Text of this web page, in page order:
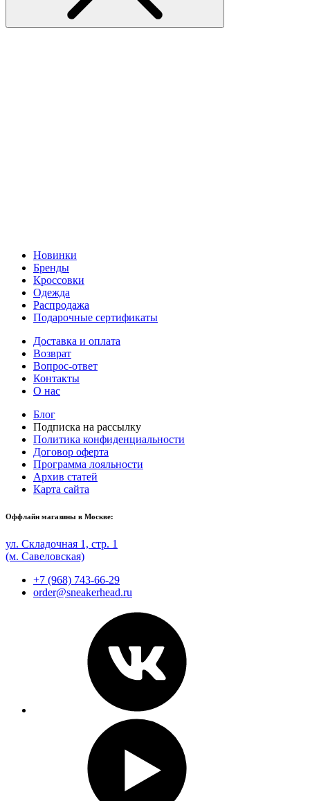
Новинки
Бренды
Кроссовки
Одежда
Распродажа
Подарочные сертификаты
Доставка и оплата
Возврат
Вопрос-ответ
Контакты
О нас
Блог
Подписка на рассылку
Политика конфиденциальности
Договор оферта
Программа лояльности
Архив статей
Карта сайта
Оффлайн магазины в Москве:
ул. Складочная 1, стр. 1
(м. Савеловская)
+7 (968) 743-66-29
order@sneakerhead.ru